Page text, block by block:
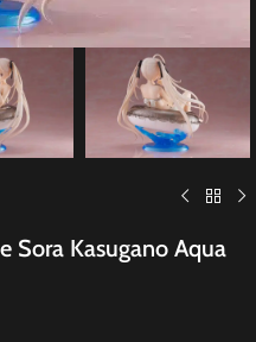
Sora Kasugano Aqua